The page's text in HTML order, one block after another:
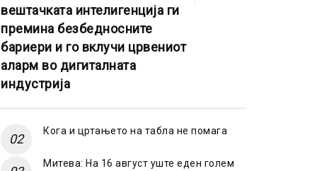
вештачката интелигенција ги
премина безбедносните
бариери и го вклучи црвениот
аларм во дигиталната
индустрија
Кога и цртањето на табла не помага
Митева: На 16 август уште еден голем